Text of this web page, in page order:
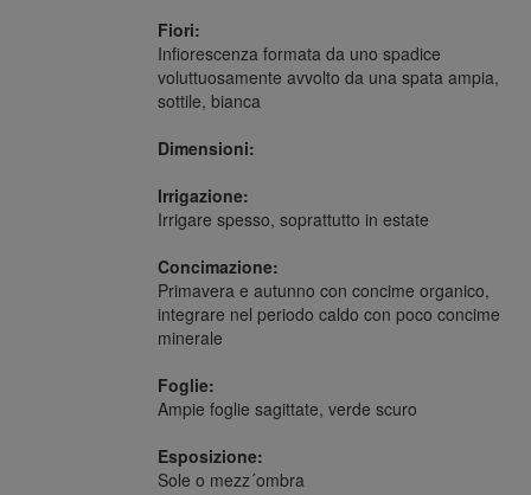
Fiori:
Infiorescenza formata da uno spadice
voluttuosamente avvolto da una spata ampia,
sottile, bianca
Dimensioni:
Irrigazione:
Irrigare spesso, soprattutto in estate
Concimazione:
Primavera e autunno con concime organico,
integrare nel periodo caldo con poco concime
minerale
Foglie:
Ampie foglie sagittate, verde scuro
Esposizione:
Sole o mezz´ombra